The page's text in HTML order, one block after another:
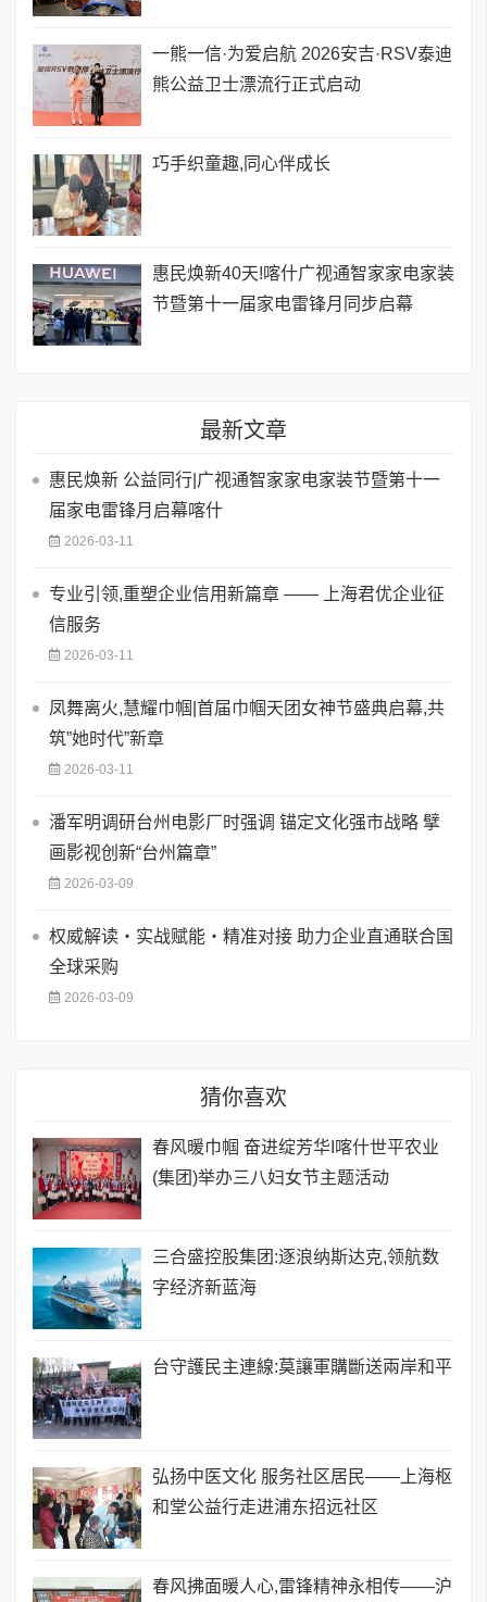
一熊一信·为爱启航 2026安吉·RSV泰迪
熊公益卫士漂流行正式启动
巧手织童趣,同心伴成长
惠民焕新40天!喀什广视通智家家电家装
节暨第十一届家电雷锋月同步启幕
最新文章
惠民焕新 公益同行|广视通智家家电家装节暨第十一
届家电雷锋月启幕喀什
2026-03-11
专业引领,重塑企业信用新篇章 —— 上海君优企业征
信服务
2026-03-11
凤舞离火,慧耀巾帼|首届巾帼天团女神节盛典启幕,共
筑”她时代”新章
2026-03-11
潘军明调研台州电影厂时强调 锚定文化强市战略 擘
画影视创新“台州篇章”
2026-03-09
权威解读・实战赋能・精准对接 助力企业直通联合国
全球采购
2026-03-09
猜你喜欢
春风暖巾帼 奋进绽芳华I喀什世平农业
(集团)举办三八妇女节主题活动
三合盛控股集团:逐浪纳斯达克,领航数
字经济新蓝海
台守護民主連線:莫讓軍購斷送兩岸和平
弘扬中医文化 服务社区居民——上海枢
和堂公益行走进浦东招远社区
春风拂面暖人心,雷锋精神永相传——沪